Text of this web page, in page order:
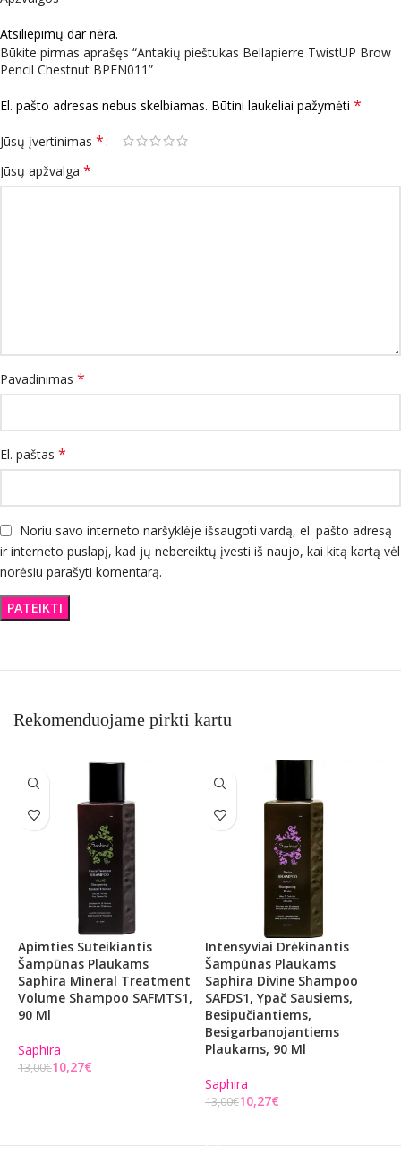
Atsiliepimų dar nėra.
Būkite pirmas aprašęs “Antakių pieštukas Bellapierre TwistUP Brow
Pencil Chestnut BPEN011”
El. pašto adresas nebus skelbiamas. Būtini laukeliai pažymėti *
Jūsų įvertinimas *
Jūsų apžvalga *
Pavadinimas *
El. paštas *
Noriu savo interneto naršyklėje išsaugoti vardą, el. pašto adresą
ir interneto puslapį, kad jų nebereiktų įvesti iš naujo, kai kitą kartą vėl
norėsiu parašyti komentarą.
Rekomenduojame pirkti kartu
Apimties Suteikiantis
Šampūnas Plaukams
Saphira Mineral Treatment
Volume Shampoo SAFMTS1,
90 Ml
Saphira
13,00€10,27€
Intensyviai Drėkinantis
Šampūnas Plaukams
Saphira Divine Shampoo
SAFDS1, Ypač Sausiems,
Besipučiantiems,
Besigarbanojantiems
Plaukams, 90 Ml
Saphira
13,00€10,27€